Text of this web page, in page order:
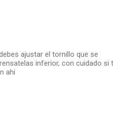
ajustar el tornillo que se
inferior, con cuidado si
ahi